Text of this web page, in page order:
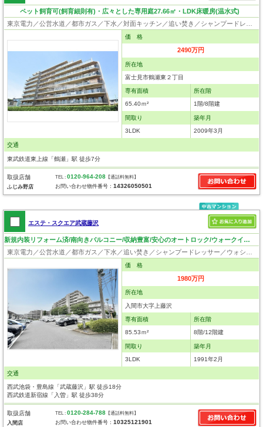
ペット飼育可(飼育細則有)・広々とした専用庭27.66㎡・LDK床暖房(温水式)
価 格
2490万円
所在地
富士見市鶴瀬東２丁目
専有面積
65.40ｍ²
所在階
1階/8階建
間取り
3LDK
築年月
2009年3月
交通
東武鉄道東上線「鶴瀬」駅 徒歩7分
取扱店舗
ふじみ野店
TEL :0120-964-208 【通話料無料】
お問い合わせ物件番号：14326050501
エステ・スクエア武蔵藤沢
新規内装リフォーム済/南向きバルコニー/収納豊富/安心のオートロック/ウォークインクローゼット
価 格
1980万円
所在地
入間市大字上藤沢
専有面積
85.53ｍ²
所在階
8階/12階建
間取り
3LDK
築年月
1991年2月
交通
西武池袋・豊島線「武蔵藤沢」駅 徒歩18分
西武鉄道新宿線「入曽」駅 徒歩38分
取扱店舗
入間店
TEL :0120-284-788 【通話料無料】
お問い合わせ物件番号：10325121901